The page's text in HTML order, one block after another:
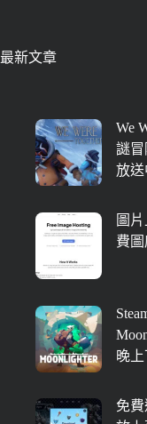
最新文章
We
謎冒
放送
圖
費
晚
免